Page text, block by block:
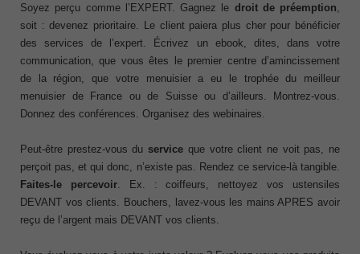
Soyez perçu comme l’EXPERT. Gagnez le droit de préemption
soit : devenez prioritaire. Le client paiera plus cher pour bénéficier
des services de l’expert. Écrivez un ebook, dites, dans votre
communication, que vous êtes le premier centre d’amincissement
de la région, que votre menuisier a eu le trophée du meilleur
menuisier de France ou de Suisse ou d’ailleurs. Montrez-vous.
Donnez des conférences. Organisez des webinaires.
Peut-être prestez-vous duservice que votre client ne voit pas, ne
perçoit pas, et qui donc, n’existe pas. Rendez ce service-là tangible.
Faites-le percevoir. Ex. : coiffeurs, nettoyez vos ustensiles
DEVANT vos clients. Bouchers, lavez-vous les mains APRES avoir
reçu de l’argent mais DEVANT vos clients.